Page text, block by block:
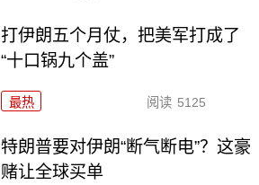
打伊朗五个月仗，把美军打成了
“十口锅九个盖”
最热 阅读 5125
特朗普要对伊朗“断气断电”？这豪
赌让全球买单